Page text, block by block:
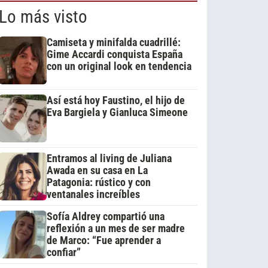
más visto
Camiseta y minifalda cuadrillé:
Gime Accardi conquista España
con un original look en tendencia
Así está hoy Faustino, el hijo de
Eva Bargiela y Gianluca Simeone
Entramos al living de Juliana
Awada en su casa en La
Patagonia: rústico y con
ventanales increíbles
Sofía Aldrey compartió una
reflexión a un mes de ser madre
de Marco: “Fue aprender a
confiar”